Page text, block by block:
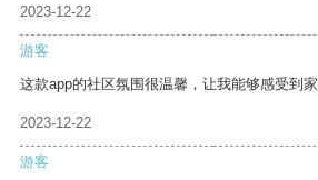
2023-12-22
游客
这款app的社区氛围很温馨，让我能够感受到家
2023-12-22
游客